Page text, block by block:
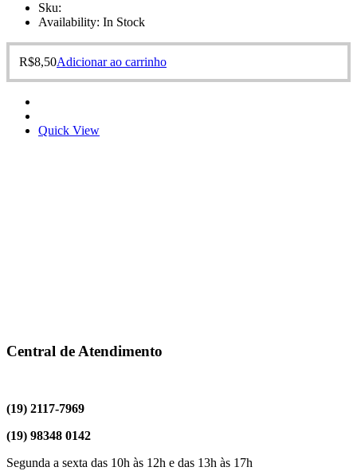
Sku:
Availability: In Stock
R$8,50Adicionar ao carrinho
Quick View
Central de Atendimento
(19) 2117-7969
(19) 98348 0142
Segunda a sexta das 10h às 12h e das 13h às 17h